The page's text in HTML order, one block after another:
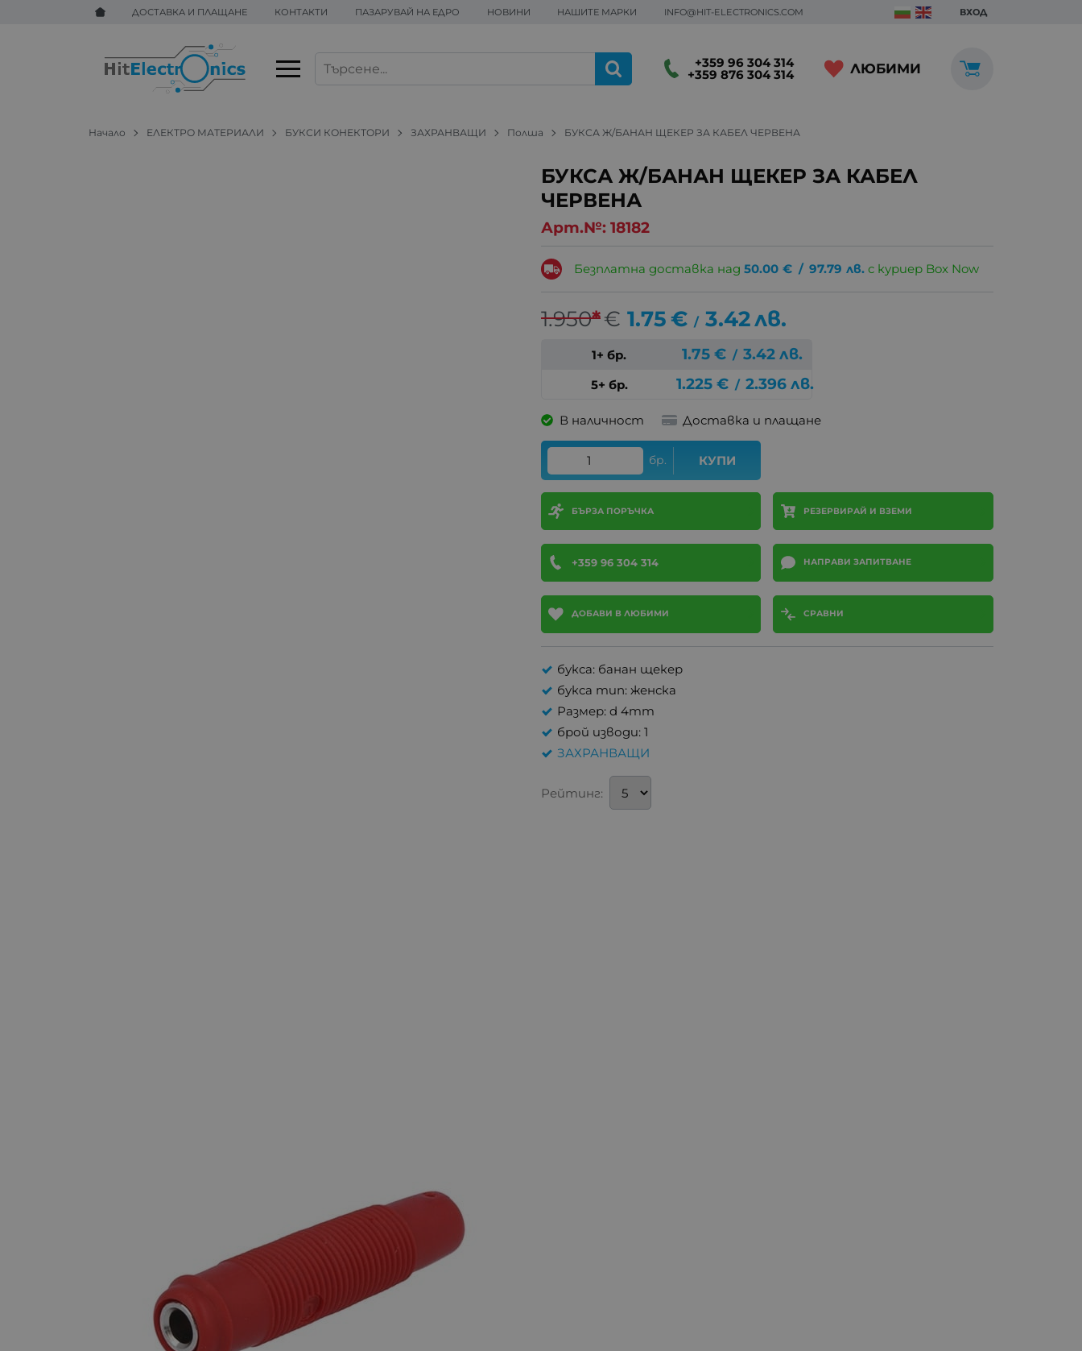
ДОСТАВКА И ПЛАЩАНЕ КОНТАКТИ ПАЗАРУВАЙ НА ЕДРО НОВИНИ НАШИТЕ МАРКИ INFO@HIT-ELECTRONICS.COM ВХОД
+359 96 304 314
+359 876 304 314 ЛЮБИМИ
Начало ЕЛЕКТРО МАТЕРИАЛИ БУКСИ КОНЕКТОРИ ЗАХРАНВАЩИ Полша БУКСА Ж/БАНАН ЩЕКЕР ЗА КАБЕЛ ЧЕРВЕНА
БУКСА Ж/БАНАН ЩЕКЕР ЗА КАБЕЛ
ЧЕРВЕНА
Арт.№: 18182
Безплатна доставка над50.00 € / 97.79 лв. с куриер Box Now
1.950*€ 1.75€ / 3.42лв.
1+ бр. 1.75 € / 3.42 лв.
5+ бр. 1.225 € / 2.396 лв.
В наличност Доставка и плащане
бр. КУПИ
БЪРЗА ПОРЪЧКА РЕЗЕРВИРАЙ И ВЗЕМИ
+359 96 304 314 НАПРАВИ ЗАПИТВАНЕ
ДОБАВИ В ЛЮБИМИ СРАВНИ
букса: банан щекер
букса тип: женска
Размер: d 4mm
брой изводи: 1
ЗАХРАНВАЩИ
Рейтинг: